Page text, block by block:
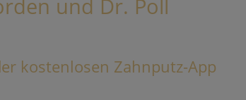
und Dr. Poll
kostenlosen Zahnputz-App